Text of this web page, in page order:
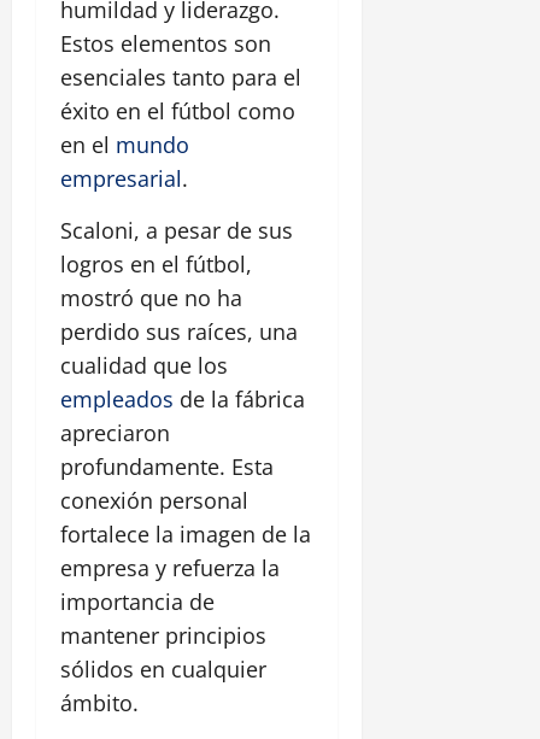
humildad y liderazgo.
Estos elementos son
esenciales tanto para el
éxito en el fútbol como
en el mundo
empresarial.
Scaloni, a pesar de sus
logros en el fútbol,
mostró que no ha
perdido sus raíces, una
cualidad que los
empleados de la fábrica
apreciaron
profundamente. Esta
conexión personal
fortalece la imagen de la
empresa y refuerza la
importancia de
mantener principios
sólidos en cualquier
ámbito.